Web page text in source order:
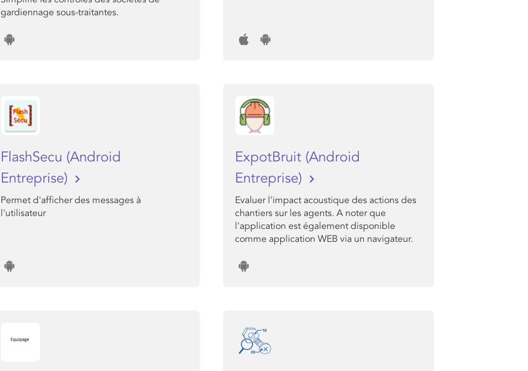
gardiennage sous-traitantes.
FlashSecu (Android
Entreprise)
Permet d'afficher des messages à
l'utilisateur
ExpotBruit (Android
Entreprise)
Evaluer l'impact acoustique des actions des
chantiers sur les agents. A noter que
l'application est également disponible
comme application WEB via un navigateur.